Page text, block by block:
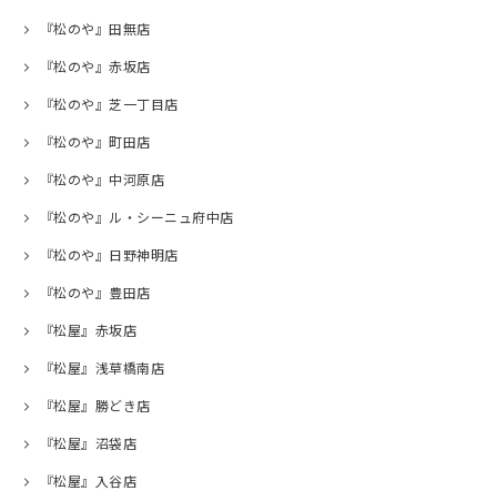
『松のや』田無店
『松のや』赤坂店
『松のや』芝一丁目店
『松のや』町田店
『松のや』中河原店
『松のや』ル・シーニュ府中店
『松のや』日野神明店
『松のや』豊田店
『松屋』赤坂店
『松屋』浅草橋南店
『松屋』勝どき店
『松屋』沼袋店
『松屋』入谷店